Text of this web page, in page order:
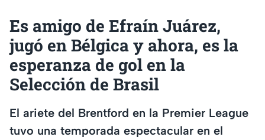
Es amigo de Efraín Juárez,
jugó en Bélgica y ahora, es la
esperanza de gol en la
Selección de Brasil
El ariete del Brentford en la Premier League
tuvo una temporada espectacular en el